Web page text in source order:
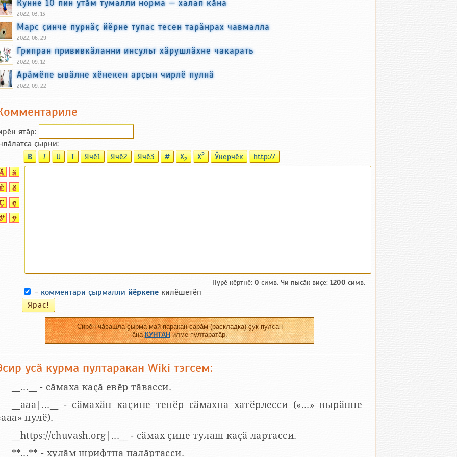
Кунне 10 пин утӑм тумалли норма — халап кӑна
2022, 03, 13
Марс ҫинче пурнӑҫ йӗрне тупас тесен тарӑнрах чавмалла
2022, 06, 29
Грипран прививкӑланни инсульт хӑрушлӑхне чакарать
2022, 09, 12
Арӑмӗпе ывӑлне хӗнекен арҫын чирлӗ пулнӑ
2022, 09, 22
ятӑp:
ҫырни:
B T U T Ячӗ1 Ячӗ2 Ячӗ3 # X2 X2 Ӳкерчӗк http://
Пурӗ кӗртнӗ: 0 симв. Чи пысӑк виҫе: 1200 симв.
- комментари ҫырмалли йӗркепе килӗшетӗп
Сирӗн чӑвашла ҫырма май паракан сарӑм (раскладка) ҫук пулсан
ӑнаКУНТАНилме пултаратӑр.
усӑ курма пултаракан Wiki тэгсем:
__...__ - сӑмаха каҫӑ евӗр тӑвасси.
__aaa|...__ - сӑмахӑн каҫине тепӗр сӑмахпа хатӗрлесси («...» вырӑнне
пулӗ).
__https://chuvash.org|...__ - сӑмах ҫине тулаш каҫӑ лартасси.
**...** - хулӑм шрифтпа палӑртасси.